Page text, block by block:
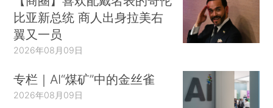
比亚新总统 商人出身拉美右
翼又一员
2026年08月09日
专栏｜AI“煤矿”中的金丝雀
2026年08月09日